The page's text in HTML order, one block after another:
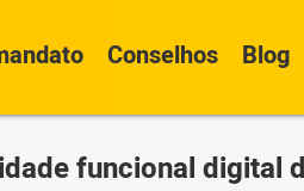
Conselhos Blog
funcional digital